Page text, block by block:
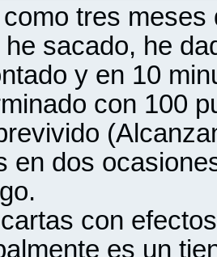
tres
he sacado, he
y en 10
con 100
en dos
con
es un